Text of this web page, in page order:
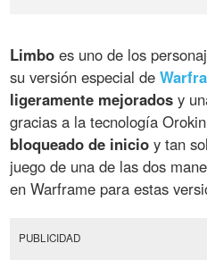
Limbo es uno de los
su versión especial de
ligeramente mejorados y
gracias a la tecnología
bloqueado de inicio y tan
juego de una de las dos
en Warframe para estas
PUBLICIDAD